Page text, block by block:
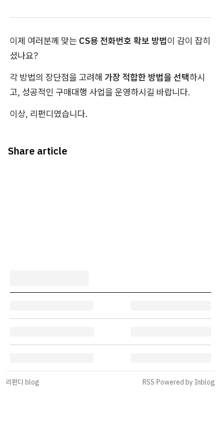
이제 여러분께 맞는 CS용 전화번호 확보 방법이 감이 잡히
셨나요?
각 방법의 장단점을 고려해 가장 적합한 방법을 선택하시
고, 성공적인 구매대행 사업을 운영하시길 바랍니다.
이상, 리펀디였습니다.
Share article
리펀디 blog RSS·Powered by Inblog